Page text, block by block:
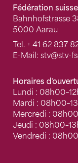
Fédération
Bahnhofstrasse
5000 Aarau
Tel. + 41 62 837
E-Mail: stv@stv-
Horaires
Lundi :
Mardi :
Mercredi :
Jeudi :
Vendredi :